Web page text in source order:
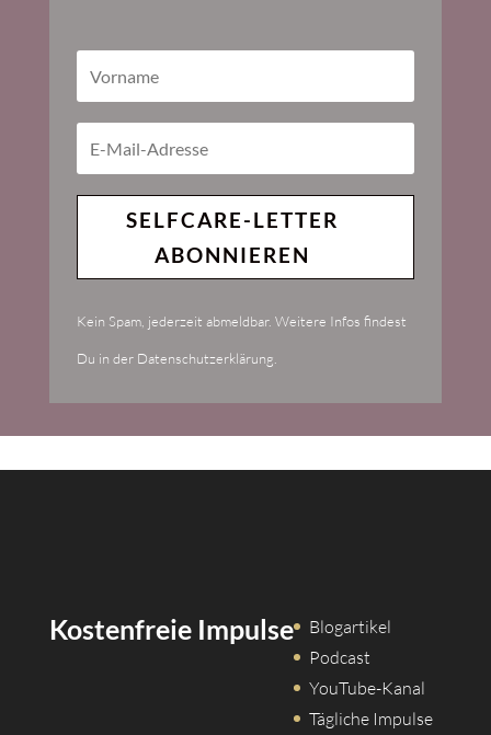
SELFCARE-LETTER
ABONNIEREN
Kein Spam, jederzeit abmeldbar. Weitere Infos findest
Du in der Datenschutzerklärung.
Kostenfreie Impulse
Blogartikel
Podcast
YouTube-Kanal
Tägliche Impulse